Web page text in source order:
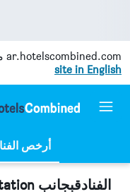
ar.hotelscombined.com
site in English
أرخص